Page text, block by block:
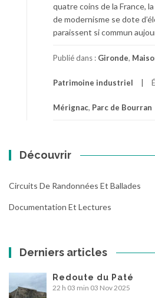
quatre coins de la France,
de modernisme se dote
paraissent si commun
Publié dans : Gironde,
Patrimoine industriel
Mérignac, Parc de Bourran
Découvrir
Circuits De Randonnées Et Ballades
Documentation Et Lectures
Derniers articles
Redoute du Paté
22 h 03 min 03 Nov 2025